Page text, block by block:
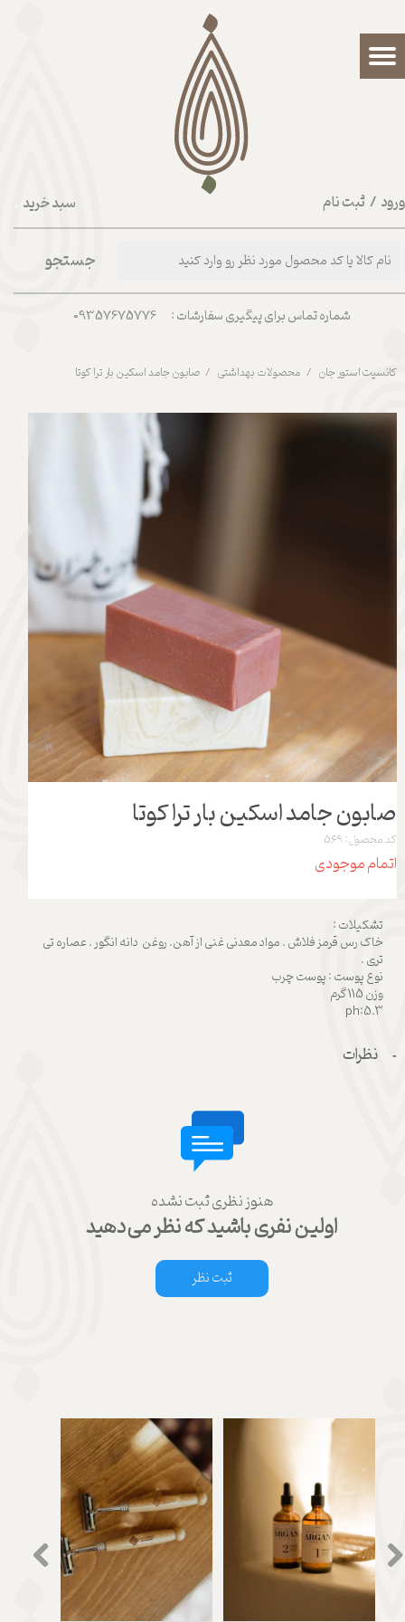
سبد خرید / ثبت نام
حساب کاربری من
تغییر گذر واژه
شماره تماس برای پیگیری سفارشات : 09357675776
جستجو
کانسپت استور جان محصولات بهداشتی صابون جامد اسکین بار ترا کوتا
صابون جامد اسکین بار ترا کوتا
کد محصول: 569
اتمام موجودی
تشکیلات :
خاک رس قرمز فلاش . مواد معدنی غنی از آهن. روغن دانه انگور . عصاره تی
تری .
نوع پوست : پوست چرب
وزن 115 گرم
ph:5.3
نظرات
هنوز نظری ثبت نشده
اولین نفری باشید که نظر می‌دهید
ثبت نظر